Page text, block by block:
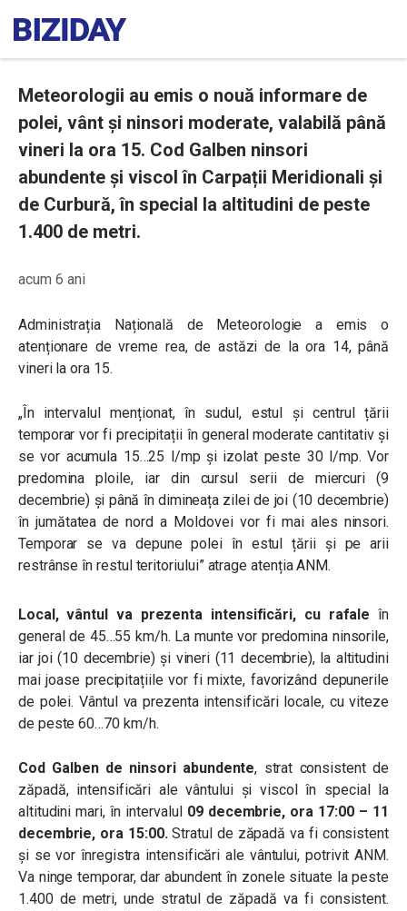
Meteorologii au emis o nouă informare de
polei, vânt și ninsori moderate, valabilă până
vineri la ora 15. Cod Galben ninsori
abundente și viscol în Carpații Meridionali și
de Curbură, în special la altitudini de peste
1.400 de metri.
acum 6 ani
Administrația Națională de Meteorologie a emis o
atenționare de vreme rea, de astăzi de la ora 14, până
vineri la ora 15.
„În intervalul menționat, în sudul, estul și centrul țării
temporar vor fi precipitații în general moderate cantitativ și
se vor acumula 15…25 l/mp și izolat peste 30 l/mp. Vor
predomina ploile, iar din cursul serii de miercuri (9
decembrie) și până în dimineața zilei de joi (10 decembrie)
în jumătatea de nord a Moldovei vor fi mai ales ninsori.
Temporar se va depune polei în estul țării și pe arii
restrânse în restul teritoriului” atrage atenția ANM.
Local, vântul va prezenta intensificări, cu rafale în
general de 45…55 km/h. La munte vor predomina ninsorile,
iar joi (10 decembrie)și vineri (11 decembrie), la altitudini
mai joase precipitațiile vor fi mixte, favorizând depunerile
de polei. Vântul va prezenta intensificări locale, cu viteze
de peste 60…70 km/h.
Cod Galben de ninsori abundente, strat consistent de
zăpadă, intensificări ale vântului și viscol în special la
altitudini mari, în intervalul 09 decembrie, ora 17:00 – 11
decembrie, ora 15:00.Stratul de zăpadă va fi consistent
și se vor înregistra intensificări ale vântului, potrivit ANM.
Va ninge temporar, dar abundent în zonele situate la peste
1.400 de metri, unde stratul de zăpadă va fi consistent.